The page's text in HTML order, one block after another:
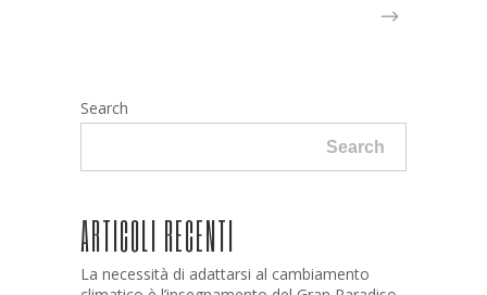
Search
Search
ARTICOLI RECENTI
La necessità di adattarsi al cambiamento